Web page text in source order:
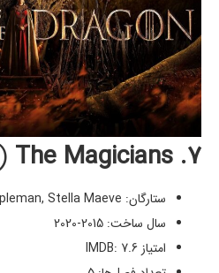
۷. The Magicians
ستارگان: Jason Ralph, Hale Appleman, Stella Maeve
سال ساخت: 2015-2020
امتیاز IMDB: 7.6